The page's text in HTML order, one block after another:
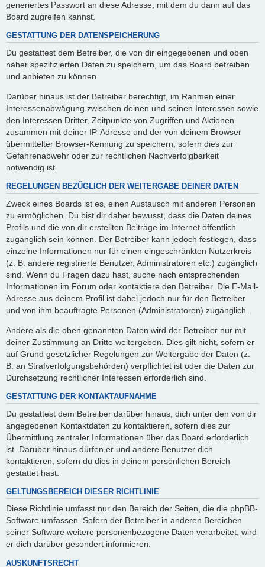
generiertes Passwort an diese Adresse, mit dem du dann auf das
Board zugreifen kannst.
GESTATTUNG DER DATENSPEICHERUNG
Du gestattest dem Betreiber, die von dir eingegebenen und oben
näher spezifizierten Daten zu speichern, um das Board betreiben
und anbieten zu können.
Darüber hinaus ist der Betreiber berechtigt, im Rahmen einer
Interessenabwägung zwischen deinen und seinen Interessen sowie
den Interessen Dritter, Zeitpunkte von Zugriffen und Aktionen
zusammen mit deiner IP-Adresse und der von deinem Browser
übermittelter Browser-Kennung zu speichern, sofern dies zur
Gefahrenabwehr oder zur rechtlichen Nachverfolgbarkeit
notwendig ist.
REGELUNGEN BEZÜGLICH DER WEITERGABE DEINER DATEN
Zweck eines Boards ist es, einen Austausch mit anderen Personen
zu ermöglichen. Du bist dir daher bewusst, dass die Daten deines
Profils und die von dir erstellten Beiträge im Internet öffentlich
zugänglich sein können. Der Betreiber kann jedoch festlegen, dass
einzelne Informationen nur für einen eingeschränkten Nutzerkreis
(z. B. andere registrierte Benutzer, Administratoren etc.) zugänglich
sind. Wenn du Fragen dazu hast, suche nach entsprechenden
Informationen im Forum oder kontaktiere den Betreiber. Die E-Mail-
Adresse aus deinem Profil ist dabei jedoch nur für den Betreiber
und von ihm beauftragte Personen (Administratoren) zugänglich.
Andere als die oben genannten Daten wird der Betreiber nur mit
deiner Zustimmung an Dritte weitergeben. Dies gilt nicht, sofern er
auf Grund gesetzlicher Regelungen zur Weitergabe der Daten (z.
B. an Strafverfolgungsbehörden) verpflichtet ist oder die Daten zur
Durchsetzung rechtlicher Interessen erforderlich sind.
GESTATTUNG DER KONTAKTAUFNAHME
Du gestattest dem Betreiber darüber hinaus, dich unter den von dir
angegebenen Kontaktdaten zu kontaktieren, sofern dies zur
Übermittlung zentraler Informationen über das Board erforderlich
ist. Darüber hinaus dürfen er und andere Benutzer dich
kontaktieren, sofern du dies in deinem persönlichen Bereich
gestattet hast.
GELTUNGSBEREICH DIESER RICHTLINIE
Diese Richtlinie umfasst nur den Bereich der Seiten, die die phpBB-
Software umfassen. Sofern der Betreiber in anderen Bereichen
seiner Software weitere personenbezogene Daten verarbeitet, wird
er dich darüber gesondert informieren.
AUSKUNFTSRECHT